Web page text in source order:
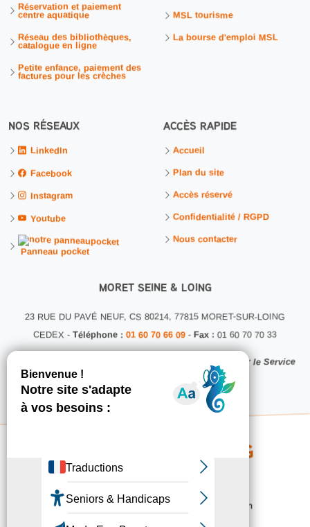
Réservation et paiement
centre aquatique
Réseau des bibliothèques,
catalogue en ligne
Petite enfance, paiement des
factures pour les crèches
MSL tourisme
La bourse d'emploi MSL
NOS RÉSEAUX
LinkedIn
Facebook
Instagram
Youtube
Panneau pocket
ACCÈS RAPIDE
Accueil
Plan du site
Accès réservé
Confidentialité / RGPD
Nous contacter
MORET SEINE & LOING
23 RUE DU PAVÉ NEUF, CS 80214, 77815 MORET-SUR-LOING
CEDEX - Téléphone : 01 60 70 66 09 - Fax : 01 60 70 70 33
Ce site internet a été conçu et développé en interne par le Service
Copyright 2026 © MSL - Service Communication